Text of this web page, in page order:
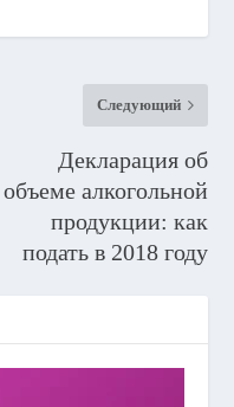
Следующий
Декларация об
объеме алкогольной
продукции: как
подать в 2018 году